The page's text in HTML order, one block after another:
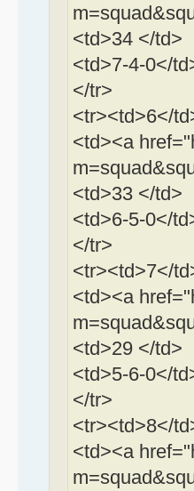
<td>34 </td>
<td>7-4-0</
</tr>
<tr><td>6</
<td><a
<td>33 </td>
<td>6-5-0</
</tr>
<tr><td>7</
<td><a
<td>29 </td>
<td>5-6-0</
</tr>
<tr><td>8</
<td><a